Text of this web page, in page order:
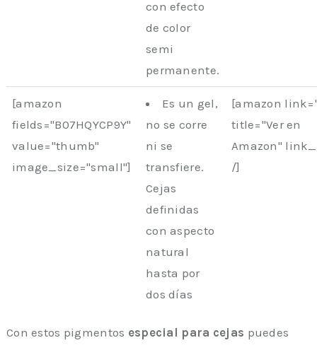
con efecto
de color
semi
permanente.
[amazon
fields="B07HQYCP9Y"
value="thumb"
image_size="small"]
Es un gel,
no se corre
ni se
transfiere.
Cejas
definidas
con aspecto
natural
hasta por
dos días
[amazon
title="Ver en
Amazon"
/]
Con estos pigmentos especial para cejas puedes